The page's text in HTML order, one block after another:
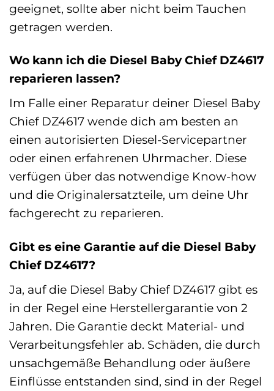
geeignet, sollte aber nicht beim Tauchen
getragen werden.
Wo kann ich die Diesel Baby Chief DZ4617
reparieren lassen?
Im Falle einer Reparatur deiner Diesel Baby
Chief DZ4617 wende dich am besten an
einen autorisierten Diesel-Servicepartner
oder einen erfahrenen Uhrmacher. Diese
verfügen über das notwendige Know-how
und die Originalersatzteile, um deine Uhr
fachgerecht zu reparieren.
Gibt es eine Garantie auf die Diesel Baby
Chief DZ4617?
Ja, auf die Diesel Baby Chief DZ4617 gibt es
in der Regel eine Herstellergarantie von 2
Jahren. Die Garantie deckt Material- und
Verarbeitungsfehler ab. Schäden, die durch
unsachgemäße Behandlung oder äußere
Einflüsse entstanden sind, sind in der Regel